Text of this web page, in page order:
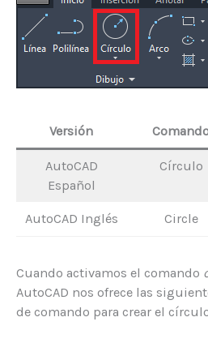
Versión
AutoCAD
Español
Círculo
AutoCAD Inglés Circle
Cuando activamos el comando
AutoCAD nos ofrece las
de comando para crear el